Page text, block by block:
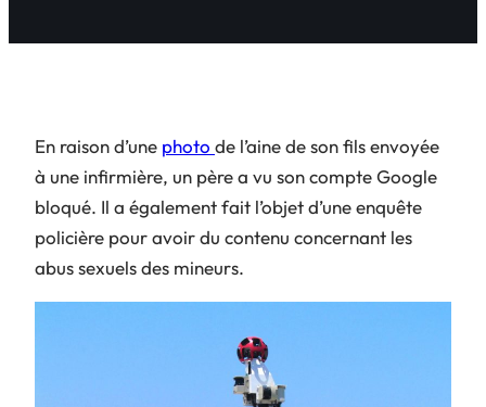
En raison d’une photo de l’aine de son fils envoyée
à une infirmière, un père a vu son compte Google
bloqué. Il a également fait l’objet d’une enquête
policière pour avoir du contenu concernant les
abus sexuels des mineurs.